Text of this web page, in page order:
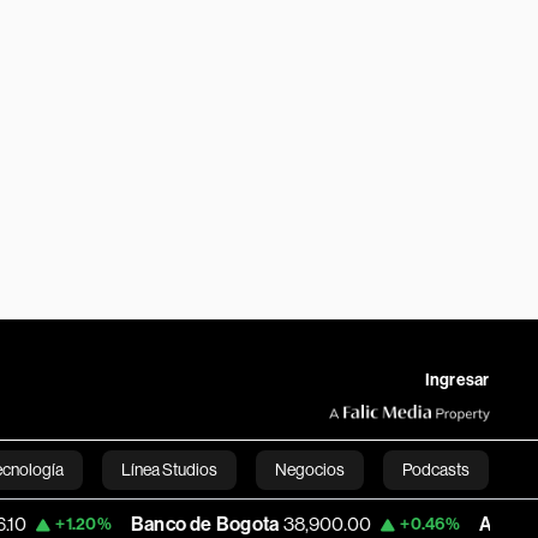
Ingresar
Línea Studios Negocios Podcasts
English
Banco de Bogota 38,900.00 +0.46% Apple 314.07